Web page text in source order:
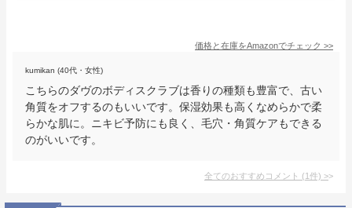
価格と在庫をAmazonでチェック >>
kumikan (40代・女性)
こちらのダヴのボディスクラブは香りの種類も豊富で、古い
角質をオフするのもいいです。保湿効果も高くなめらかで柔
らかな肌に。ニキビ予防にも良く、毛穴・角質ケアもできる
のがいいです。
全てのおすすめコメント (1件) >